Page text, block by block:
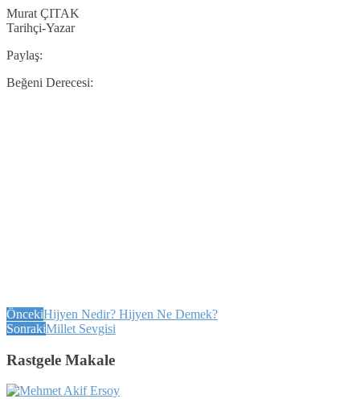
Murat ÇITAK
Tarihçi-Yazar
Paylaş:
Beğeni Derecesi:
ÖncekiHijyen Nedir? Hijyen Ne Demek?
SonrakiMillet Sevgisi
Rastgele Makale